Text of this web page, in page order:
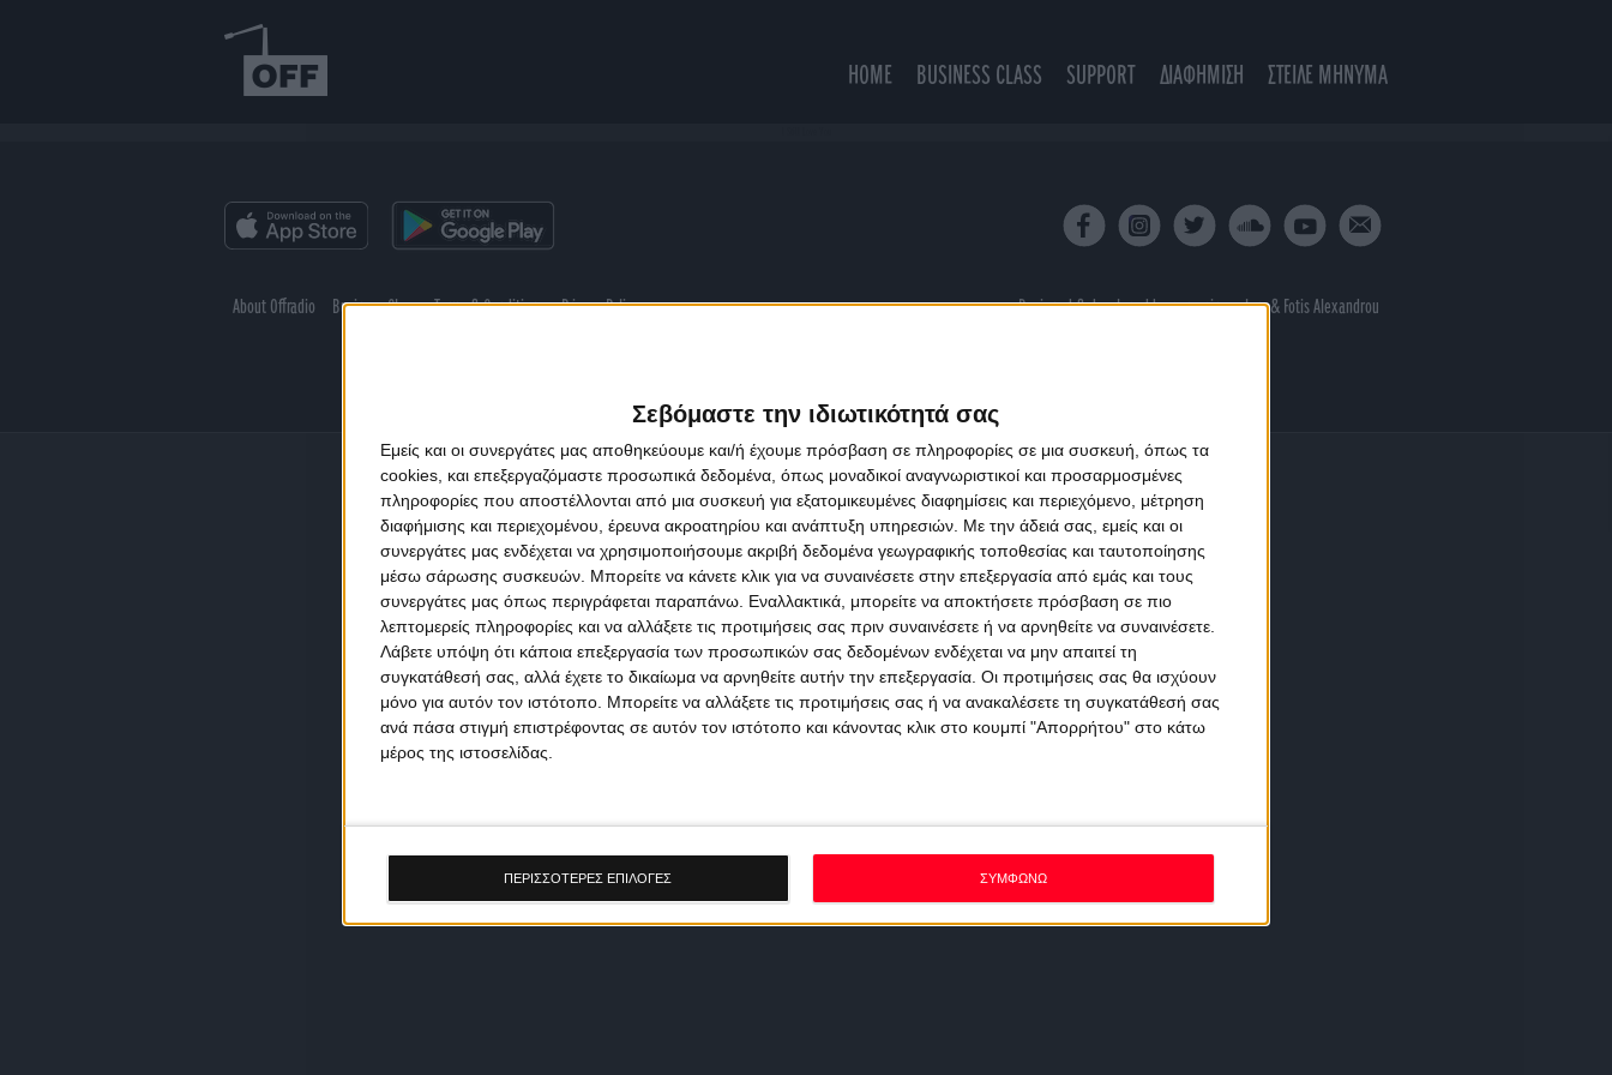
Σεβόμαστε την ιδιωτικότητά σας
Εμείς και οι συνεργάτες μας αποθηκεύουμε και/ή έχουμε πρόσβαση σε πληροφορίες σε μια συσκευή, όπως τα
cookies, και επεξεργαζόμαστε προσωπικά δεδομένα, όπως μοναδικοί αναγνωριστικοί και προσαρμοσμένες
πληροφορίες που αποστέλλονται από μια συσκευή για εξατομικευμένες διαφημίσεις και περιεχόμενο, μέτρηση
διαφήμισης και περιεχομένου, έρευνα ακροατηρίου και ανάπτυξη υπηρεσιών. Με την άδειά σας, εμείς και οι
συνεργάτες μας ενδέχεται να χρησιμοποιήσουμε ακριβή δεδομένα γεωγραφικής τοποθεσίας και ταυτοποίησης
μέσω σάρωσης συσκευών. Μπορείτε να κάνετε κλικ για να συναινέσετε στην επεξεργασία από εμάς και τους
συνεργάτες μας όπως περιγράφεται παραπάνω. Εναλλακτικά, μπορείτε να αποκτήσετε πρόσβαση σε πιο
λεπτομερείς πληροφορίες και να αλλάξετε τις προτιμήσεις σας πριν συναινέσετε ή να αρνηθείτε να συναινέσετε.
Λάβετε υπόψη ότι κάποια επεξεργασία των προσωπικών σας δεδομένων ενδέχεται να μην απαιτεί τη
συγκατάθεσή σας, αλλά έχετε το δικαίωμα να αρνηθείτε αυτήν την επεξεργασία. Οι προτιμήσεις σας θα ισχύουν
μόνο για αυτόν τον ιστότοπο. Μπορείτε να αλλάξετε τις προτιμήσεις σας ή να ανακαλέσετε τη συγκατάθεσή σας
ανά πάσα στιγμή επιστρέφοντας σε αυτόν τον ιστότοπο και κάνοντας κλικ στο κουμπί "Απορρήτου" στο κάτω
μέρος της ιστοσελίδας.
ΠΕΡΙΣΣΟΤΕΡΕΣ ΕΠΙΛΟΓΕΣ ΣΥΜΦΩΝΩ
HOME BUSINESS CLASS SUPPORT ΔΙΑΦΗΜΙΣΗ ΣΤΕΙΛΕ ΜΗΝΥΜΑ
About Offradio Business Class Terms & Conditions Privacy Policy Designed & developed byporcupine colors& Fotis Alexandrou